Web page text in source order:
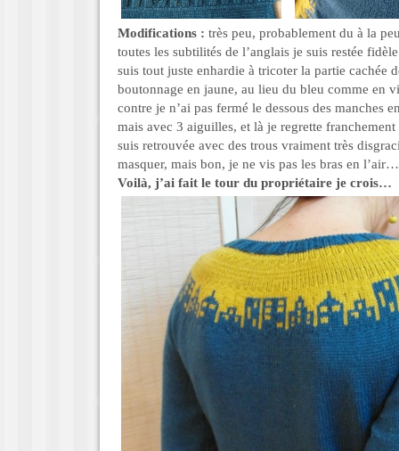
Modifications : très peu, probablement du à la
toutes les subtilités de l’anglais je suis restée
suis tout juste enhardie à tricoter la partie cachée
boutonnage en jaune, au lieu du bleu comme en
contre je n’ai pas fermé le dessous des manches
mais avec 3 aiguilles, et là je regrette
suis retrouvée avec des trous vraiment très
masquer, mais bon, je ne vis pas les bras en l’air…
Voilà, j’ai fait le tour du propriétaire je crois…